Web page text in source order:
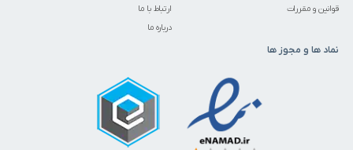
قوانین و مقررات
ارتباط با ما
درباره ما
نماد ها و مجوز ها